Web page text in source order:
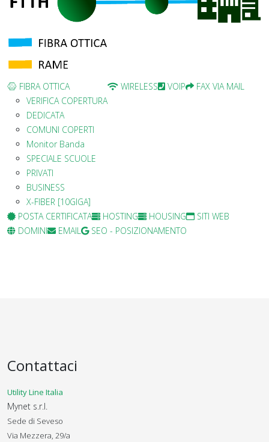
FIBRA OTTICA
VERIFICA COPERTURA
DEDICATA
COMUNI COPERTI
Monitor Banda
SPECIALE SCUOLE
PRIVATI
BUSINESS
X-FIBER [10GIGA]
WIRELESS VOIP FAX VIA MAIL
POSTA CERTIFICATA HOSTING HOUSING
SITI WEB
DOMINI
EMAIL SEO - POSIZIONAMENTO
Contattaci
Utility Line Italia
Mynet s.r.l.
Sede di Seveso
Via Mezzera, 29/a